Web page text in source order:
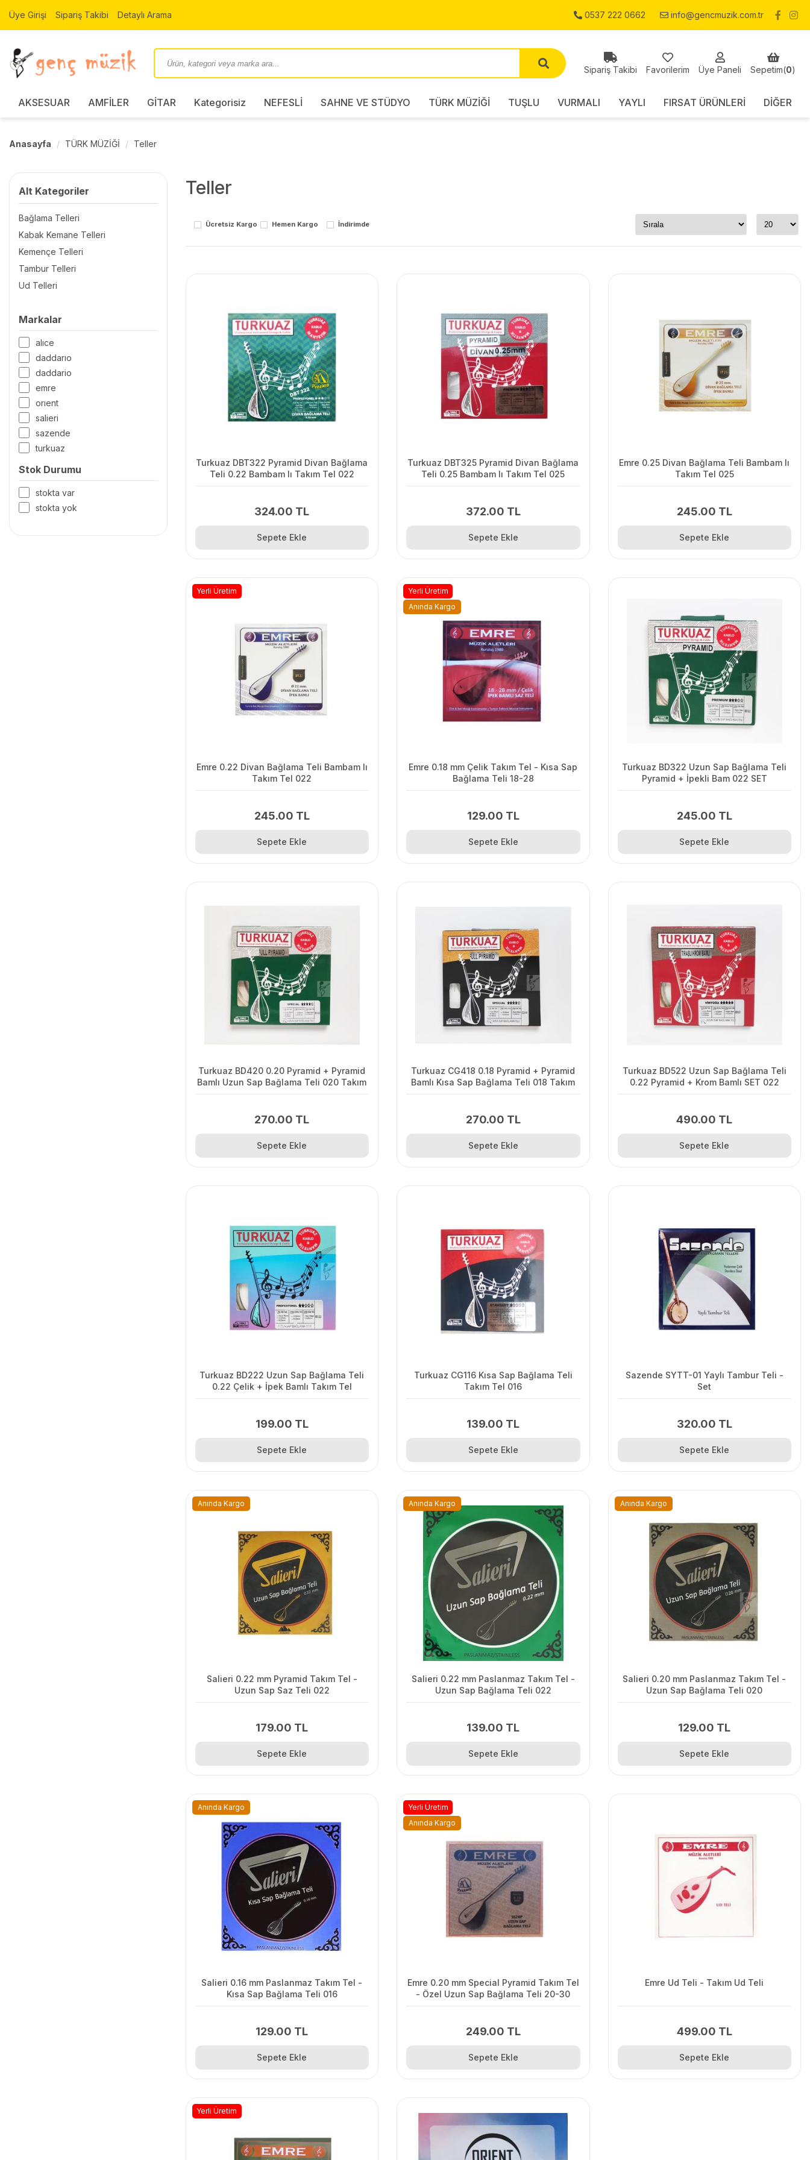
Üye Girişi Sipariş Takibi Detaylı Arama 0537 222 0662 info@gencmuzik.com.tr
Sipariş Takibi Favorilerim Üye Paneli Sepetim(0)
AKSESUAR AMFİLER GİTAR Kategorisiz NEFESLİ SAHNE VE STÜDYO TÜRK MÜZİĞİ TUŞLU VURMALI YAYLI FIRSAT ÜRÜNLERİ DİĞER
Anasayfa TÜRK MÜZİĞİ Teller
Alt Kategoriler
Bağlama Telleri
Kabak Kemane Telleri
Kemençe Telleri
Tambur Telleri
Ud Telleri
Markalar
alice
daddario
daddario
emre
orient
salieri
sazende
turkuaz
Stok Durumu
stokta var
stokta yok
Teller
Ücretsiz Kargo Hemen Kargo İndirimde
Turkuaz DBT322 Pyramid Divan Bağlama
Teli 0.22 Bambam lı Takım Tel 022
324.00 TL
Sepete Ekle
Turkuaz DBT325 Pyramid Divan Bağlama
Teli 0.25 Bambam lı Takım Tel 025
372.00 TL
Sepete Ekle
Emre 0.25 Divan Bağlama Teli Bambam lı
Takım Tel 025
245.00 TL
Sepete Ekle
Emre 0.22 Divan Bağlama Teli Bambam lı
Takım Tel 022
245.00 TL
Yerli Üretim
Sepete Ekle
Emre 0.18 mm Çelik Takım Tel - Kısa Sap
Bağlama Teli 18-28
129.00 TL
Yerli Üretim
Anında Kargo
Sepete Ekle
Turkuaz BD322 Uzun Sap Bağlama Teli
Pyramid + İpekli Bam 022 SET
245.00 TL
Sepete Ekle
Turkuaz BD420 0.20 Pyramid + Pyramid
Bamlı Uzun Sap Bağlama Teli 020 Takım
270.00 TL
Sepete Ekle
Turkuaz CG418 0.18 Pyramid + Pyramid
Bamlı Kısa Sap Bağlama Teli 018 Takım
270.00 TL
Sepete Ekle
Turkuaz BD522 Uzun Sap Bağlama Teli
0.22 Pyramid + Krom Bamlı SET 022
490.00 TL
Sepete Ekle
Turkuaz BD222 Uzun Sap Bağlama Teli
0.22 Çelik + İpek Bamlı Takım Tel
199.00 TL
Sepete Ekle
Turkuaz CG116 Kısa Sap Bağlama Teli
Takım Tel 016
139.00 TL
Sepete Ekle
Sazende SYTT-01 Yaylı Tambur Teli -
Set
320.00 TL
Sepete Ekle
Salieri 0.22 mm Pyramid Takım Tel -
Uzun Sap Saz Teli 022
179.00 TL
Anında Kargo
Sepete Ekle
Salieri 0.22 mm Paslanmaz Takım Tel -
Uzun Sap Bağlama Teli 022
139.00 TL
Anında Kargo
Sepete Ekle
Salieri 0.20 mm Paslanmaz Takım Tel -
Uzun Sap Bağlama Teli 020
129.00 TL
Anında Kargo
Sepete Ekle
Salieri 0.16 mm Paslanmaz Takım Tel -
Kısa Sap Bağlama Teli 016
129.00 TL
Anında Kargo
Sepete Ekle
Emre 0.20 mm Special Pyramid Takım Tel
- Özel Uzun Sap Bağlama Teli 20-30
249.00 TL
Yerli Üretim
Anında Kargo
Sepete Ekle
Emre Ud Teli - Takım Ud Teli
499.00 TL
Sepete Ekle
Yerli Üretim